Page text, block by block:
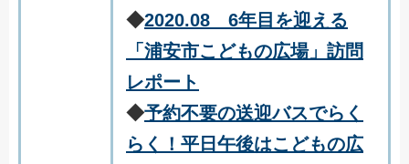
◆2020.08 6年目を迎える
「浦安市こどもの広場」訪問
レポート
◆予約不要の送迎バスでらく
らく！平日午後はこどもの広